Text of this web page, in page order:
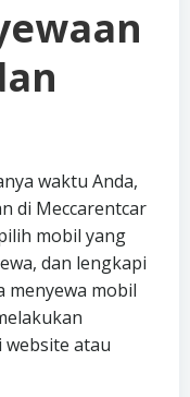
waktu Anda,
di Meccarentcar
mobil yang
dan lengkapi
menyewa mobil
website atau